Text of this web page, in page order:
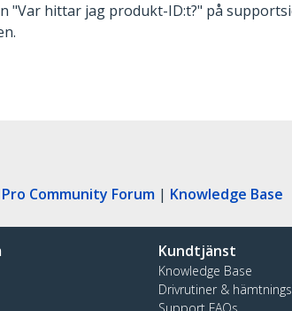
"Var hittar jag produkt-ID:t?" på
Community Forum | Knowledge Base
Kundtjänst
Knowledge Base
Drivrutiner &
Support FAQs